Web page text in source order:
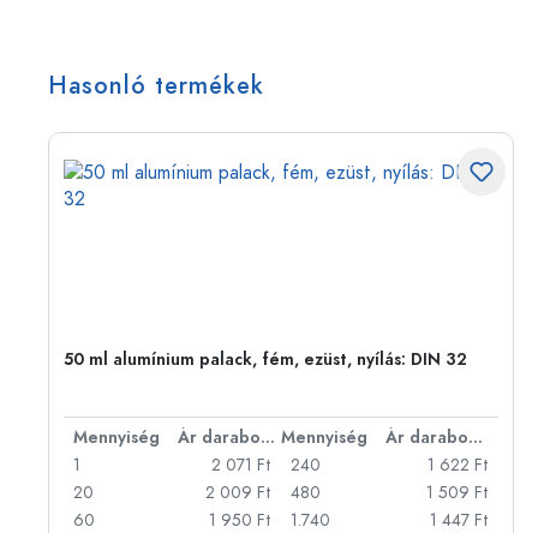
Hasonló termékek
50 ml alumínium palack, fém, ezüst, nyílás: DIN 32
Mennyiség Ár darabonként Mennyiség
Ár darabonként
1
2 071 Ft
20
2 009 Ft
60
1 950 Ft
240
1 622 Ft
480
1 509 Ft
1.740
1 447 Ft